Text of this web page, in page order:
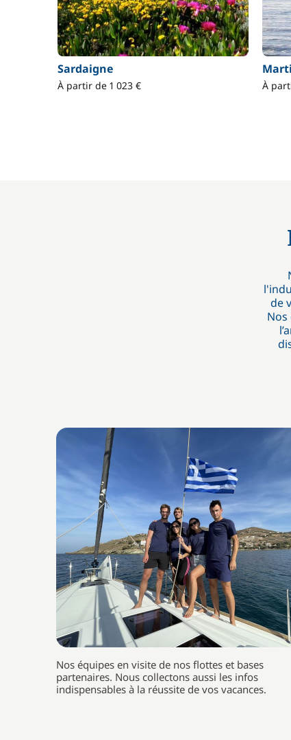
Sardaigne
À partir de 1 023 € À
de
Nos équipes en visite de nos flottes et bases
partenaires. Nous collectons aussi les infos
indispensables à la réussite de vos vacances.